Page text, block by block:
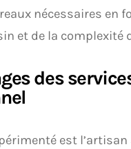
nécessaires en
et de la complexité
des
est